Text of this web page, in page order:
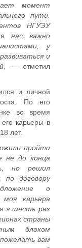
момент
пути.
НГУЭУ
нас важно
у
и
, — отметил
и личной
По его
во время
его карьеры в
лет.
пройти
не до конца
но решил
по договору
о
карьера
я шесть раз
страны
блоком
вам